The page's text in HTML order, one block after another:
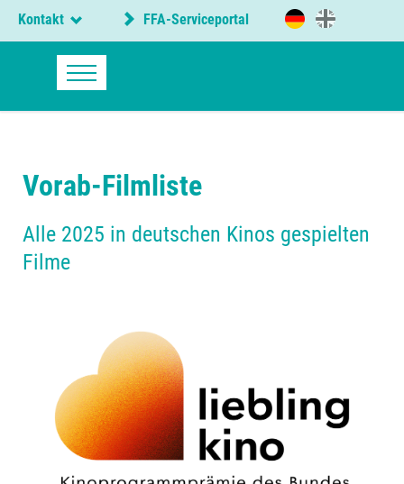
Kontakt FFA-Serviceportal
Vorab-Filmliste
Alle 2025 in deutschen Kinos gespielten
Filme